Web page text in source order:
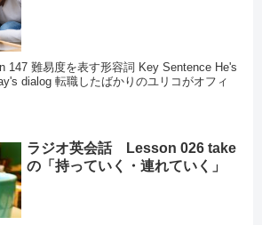
難易度を表す形容詞 Key Sentence He's
dialog 転職したばかりのユリコがオフィ
ラジオ英会話 Lesson 026 take
の「持っていく・連れていく」